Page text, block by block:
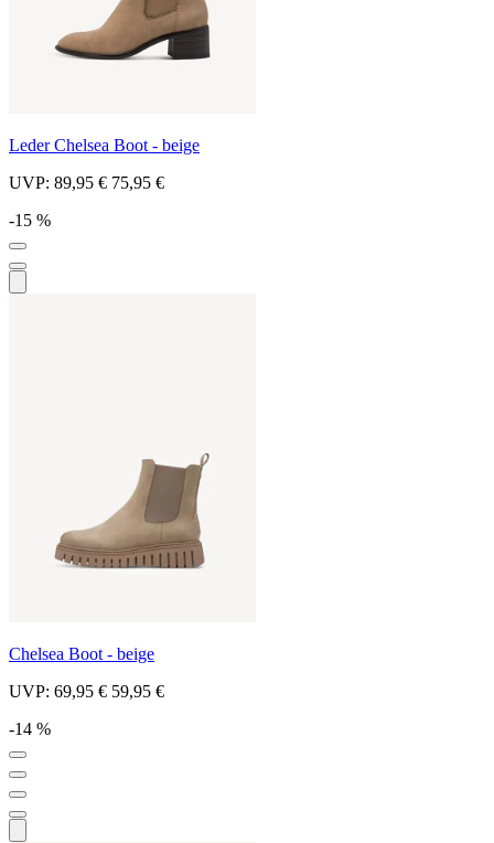
Leder Chelsea Boot - beige
UVP: 89,95 € 75,95 €
-15 %
Chelsea Boot - beige
UVP: 69,95 € 59,95 €
-14 %